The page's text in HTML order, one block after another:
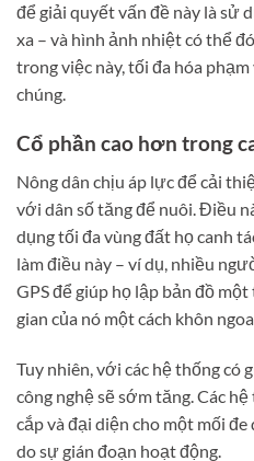
để giải quyết vấn đề này là sử
xa – và hình ảnh nhiệt có thể
trong việc này, tối đa hóa
chúng.
Cổ phần cao hơn trong
Nông dân chịu áp lực để cải
với dân số tăng để nuôi. Điều
dụng tối đa vùng đất họ canh
làm điều này – ví dụ, nhiều
GPS để giúp họ lập bản đồ
gian của nó một cách khôn
Tuy nhiên, với các hệ thống có
công nghệ sẽ sớm tăng. Các
cắp và đại diện cho một mối
do sự gián đoạn hoạt động.